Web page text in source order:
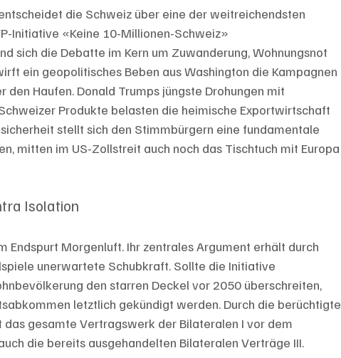
die Schweiz über eine der weitreichendsten
Initiative «Keine 10-Millionen-Schweiz»
sich die Debatte im Kern um Zuwanderung, Wohnungsnot
ein geopolitisches Beben aus Washington die Kampagnen
Haufen. Donald Trumps jüngste Drohungen mit
Produkte belasten die heimische Exportwirtschaft
stellt sich den Stimmbürgern eine fundamentale
mitten im US-Zollstreit auch noch das Tischtuch mit Europa
Isolation
Endspurt Morgenluft. Ihr zentrales Argument erhält durch
unerwartete Schubkraft. Sollte die Initiative
den starren Deckel vor 2050 überschreiten,
letztlich gekündigt werden. Durch die berüchtigte
gesamte Vertragswerk der Bilateralen I vor dem
die bereits ausgehandelten Bilateralen Verträge III.